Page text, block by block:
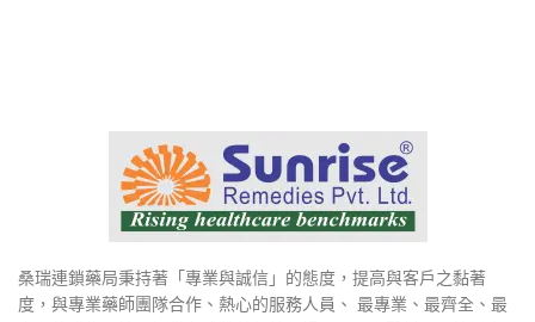
桑瑞連鎖藥局秉持著「專業與誠信」的態度，提高與客戶之黏著
度，與專業藥師團隊合作、熱心的服務人員、 最專業、最齊全、最